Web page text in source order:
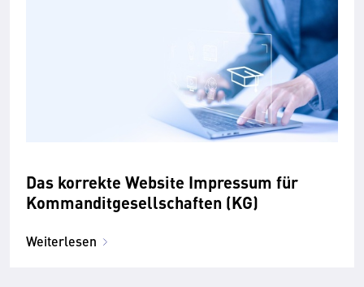
Das korrekte Website Impressum für
Kommanditgesellschaften (KG)
Weiterlesen